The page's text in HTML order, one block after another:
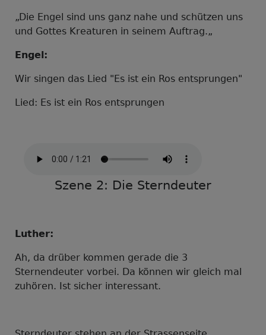
„Die Engel sind uns ganz nahe und schützen uns
und Gottes Kreaturen in seinem Auftrag.„
Engel:
Wir singen das Lied "Es ist ein Ros entsprungen"
Lied: Es ist ein Ros entsprungen
Szene 2: Die Sterndeuter
Luther:
Ah, da drüber kommen gerade die 3
Sternendeuter vorbei. Da können wir gleich mal
zuhören. Ist sicher interessant.